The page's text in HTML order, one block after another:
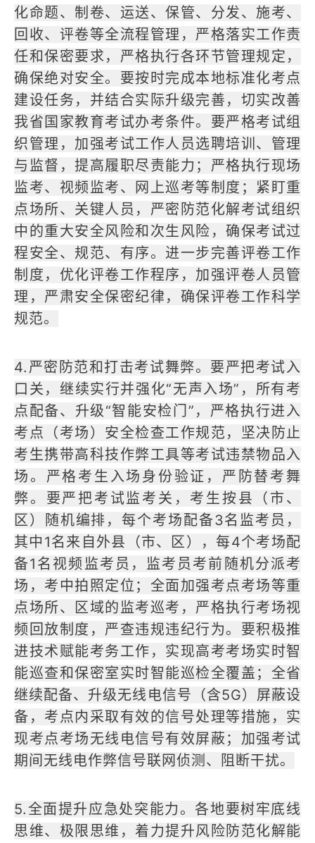
化命题、制卷、运送、保管、分发、施考、
回收、评卷等全流程管理，严格落实工作责
任和保密要求，严格执行各环节管理规定，
确保绝对安全。要按时完成本地标准化考点
建设任务，并结合实际升级完善，切实改善
我省国家教育考试办考条件。要严格考试组
织管理，加强考试工作人员选聘培训、管理
与监督，提高履职尽责能力；严格执行现场
监考、视频监考、网上巡考等制度；紧盯重
点场所、关键人员，严密防范化解考试组织
中的重大安全风险和次生风险，确保考试过
程安全、规范、有序。进一步完善评卷工作
制度，优化评卷工作程序，加强评卷人员管
理，严肃安全保密纪律，确保评卷工作科学
规范。
4.严密防范和打击考试舞弊。要严把考试入
口关，继续实行并强化“无声入场”，所有考
点配备、升级“智能安检门”，严格执行进入
考点（考场）安全检查工作规范，坚决防止
考生携带高科技作弊工具等考试违禁物品入
场。严格考生入场身份验证，严防替考舞
弊。要严把考试监考关，考生按县（市、
区）随机编排，每个考场配备3名监考员，
其中1名来自外县（市、区），每4个考场配
备1名视频监考员，监考员考前随机分派考
场，考中拍照定位；全面加强考点考场等重
点场所、区域的监考巡考，严格执行考场视
频回放制度，严查违规违纪行为。要积极推
进技术赋能考务工作，实现高考考场实时智
能巡查和保密室实时智能巡检全覆盖；全省
继续配备、升级无线电信号（含5G）屏蔽设
备，考点内采取有效的信号处理等措施，实
现考点考场无线电信号有效屏蔽；加强考试
期间无线电作弊信号联网侦测、阻断干扰。
5.全面提升应急处突能力。各地要树牢底线
思维、极限思维，着力提升风险防范化解能